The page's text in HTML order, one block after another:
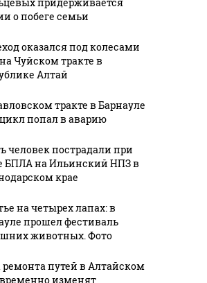
в
за
Отмашкин о
развитии
"Камчатки",
Потока и не
о побеге семьи
оказался под колесами
Чуйском тракте в
Алтай
тракте в Барнауле
попал в аварию
человек пострадали при
БПЛА на Ильинский НПЗ в
крае
на четырех лапах: в
прошел фестиваль
животных. Фото
ремонта путей в Алтайском
изменят